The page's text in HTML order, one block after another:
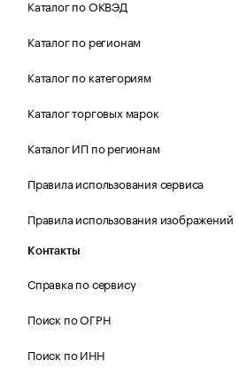
Каталог по ОКВЭД
Каталог по регионам
Каталог по категориям
Каталог торговых марок
Каталог ИП по регионам
Правила использования сервиса
Правила использования изображений
Контакты
Справка по сервису
Поиск по ОГРН
Поиск по ИНН